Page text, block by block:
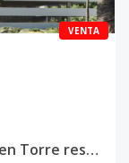
VENTA
Santiago! Venta de apartamentos en Torre residencial en Villa Olga Prime Towers